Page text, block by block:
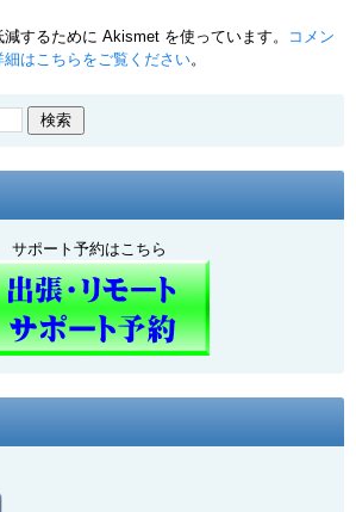
するために Akismet を使っています。
コメン
細はこちらをご覧ください。
サポート予約はこちら